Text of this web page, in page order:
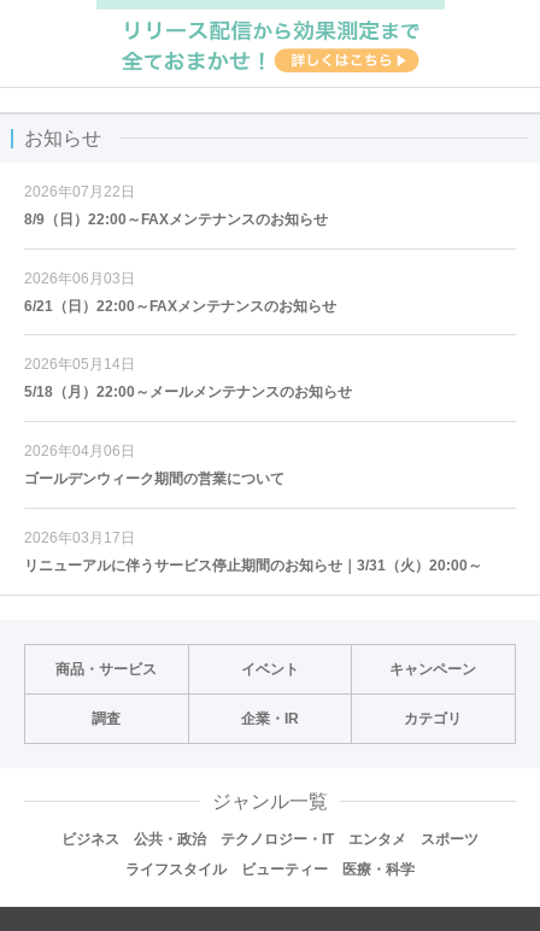
お知らせ
2026年07月22日
8/9（日）22:00～FAXメンテナンスのお知らせ
2026年06月03日
6/21（日）22:00～FAXメンテナンスのお知らせ
2026年05月14日
5/18（月）22:00～メールメンテナンスのお知らせ
2026年04月06日
ゴールデンウィーク期間の営業について
2026年03月17日
リニューアルに伴うサービス停止期間のお知らせ｜3/31（火）20:00～
商品・サービス イベント キャンペーン
調査 企業・IR カテゴリ
ジャンル一覧
ビジネス 公共・政治 テクノロジー・IT エンタメ
スポーツ
ライフスタイル
ビューティー 医療・科学